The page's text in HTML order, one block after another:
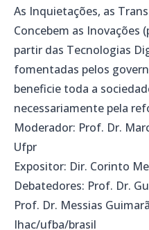
As Inquietações, as
Concebem as Inovações
partir das Tecnologias
fomentadas pelos
beneficie toda a
necessariamente pela
Moderador: Prof. Dr.
Ufpr
Expositor: Dir. Corinto
Debatedores: Prof. Dr.
Prof. Dr. Messias
Ihac/ufba/brasil